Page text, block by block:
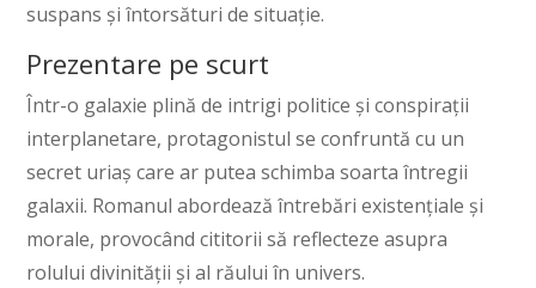
suspans și întorsături de situație.
Prezentare pe scurt
Într-o galaxie plină de intrigi politice și conspirații
interplanetare, protagonistul se confruntă cu un
secret uriaș care ar putea schimba soarta întregii
galaxii. Romanul abordează întrebări existențiale și
morale, provocând cititorii să reflecteze asupra
rolului divinității și al răului în univers.